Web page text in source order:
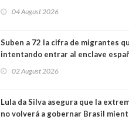
04 August 2026
Suben a 72 la cifra de migrantes
intentando entrar al enclave
02 August 2026
Lula da Silva asegura que la
no volverá a gobernar Brasil